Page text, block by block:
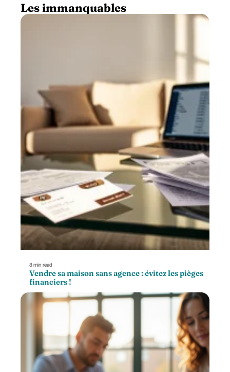
Les immanquables
8 min read
Vendre sa maison sans agence : évitez les pièges
financiers !